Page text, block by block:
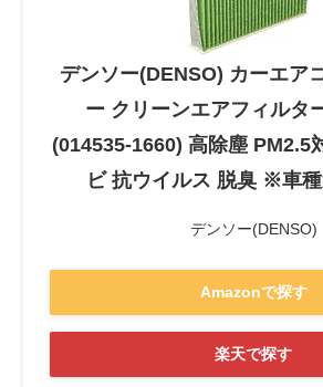
デンソー(DENSO) カーエア
ー クリーンエアフィルタ
(014535-1660) 高除塵 PM2.5
ビ 抗ウイルス 脱臭 ※車
デンソー(DENSO)
Amazonで探す
楽天で探す